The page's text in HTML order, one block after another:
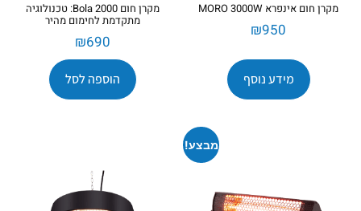
מקרן חום אינפרא MORO 3000W
₪950
מידע נוסף
מקרן חום Bola 2000: טכנולוגיה
מתקדמת לחימום מהיר
₪690
הוספה לסל
מבצע!